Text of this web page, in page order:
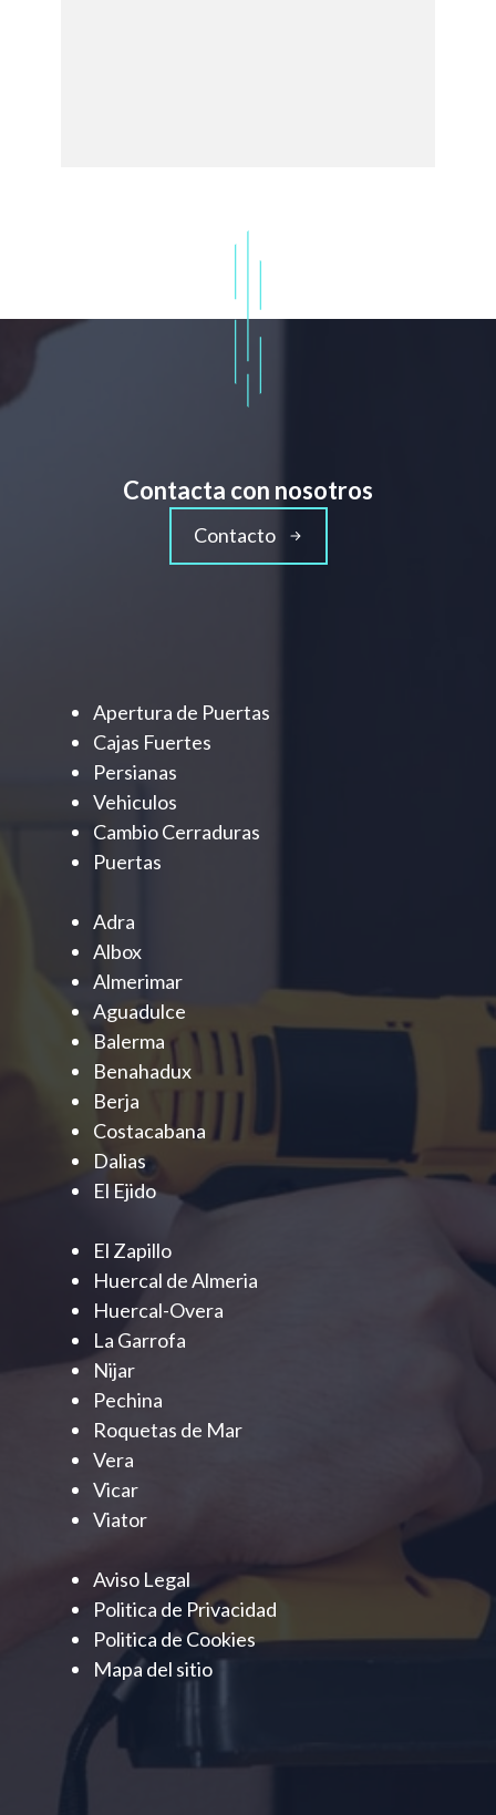
Contacta con nosotros
Contacto
Apertura de Puertas
Cajas Fuertes
Persianas
Vehiculos
Cambio Cerraduras
Puertas
Adra
Albox
Almerimar
Aguadulce
Balerma
Benahadux
Berja
Costacabana
Dalias
El Ejido
El Zapillo
Huercal de Almeria
Huercal-Overa
La Garrofa
Nijar
Pechina
Roquetas de Mar
Vera
Vicar
Viator
Aviso Legal
Politica de Privacidad
Politica de Cookies
Mapa del sitio